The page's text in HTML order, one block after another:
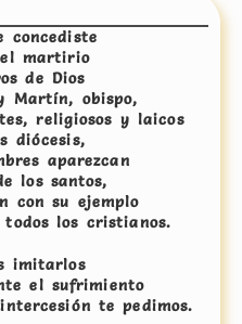
concediste
martirio
de Dios
Martín, obispo,
religiosos y laicos
diócesis,
aparezcan
los santos,
con su ejemplo
los cristianos.
imitarlos
el sufrimiento
te pedimos.